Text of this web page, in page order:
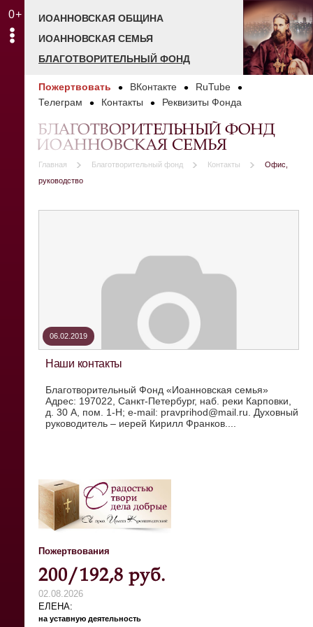
0+
ИОАННОВСКАЯ ОБЩИНА
ИОАННОВСКАЯ СЕМЬЯ
БЛАГОТВОРИТЕЛЬНЫЙ ФОНД
Пожертвовать ВКонтакте
RuTube
Телеграм
Контакты Реквизиты Фонда
БЛАГОТВОРИТЕЛЬНЫЙ ФОНД
ИОАННОВСКАЯ СЕМЬЯ
Главная Благотворительный фонд Контакты
Офис,
руководство
06.02.2019
Наши контакты
Благотворительный Фонд «Иоанновская семья»
Адрес: 197022, Санкт-Петербург, наб. реки Карповки,
д. 30 А, пом. 1-Н; e-mail: pravprihod@mail.ru. Духовный
руководитель – иерей Кирилл Франков....
Пожертвования
200/192,8 руб.
02.08.2026
ЕЛЕНА
на уставную деятельность